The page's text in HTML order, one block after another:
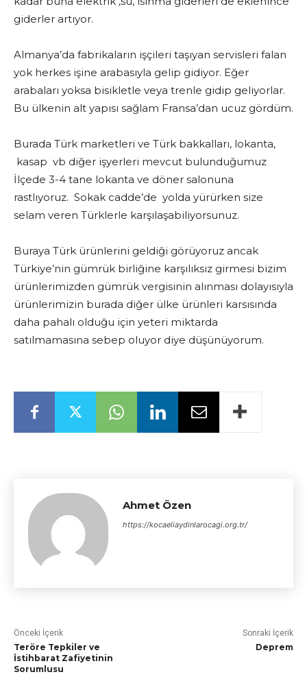
giderler artıyor.
Almanya’da fabrikaların işçileri taşıyan servisleri falan
yok herkes işine arabasıyla gelip gidiyor. Eğer
arabaları yoksa bisikletle veya trenle gidip geliyorlar.
Bu ülkenin alt yapısı sağlam Fransa’dan ucuz gördüm.
Burada Türk marketleri ve Türk bakkalları, lokanta,
kasap vb diğer işyerleri mevcut bulunduğumuz
İlçede 3-4 tane lokanta ve döner salonuna
rastlıyoruz. Sokak cadde’de yolda yürürken size
selam veren Türklerle karşılaşabiliyorsunuz.
Buraya Türk ürünlerini geldiği görüyoruz ancak
Türkiye’nin gümrük birliğine karşılıksız girmesi bizim
ürünlerimizden gümrük vergisinin alınması dolayısıyla
ürünlerimizin burada diğer ülke ürünleri karsısında
daha pahalı olduğu için yeteri miktarda
satılmamasına sebep oluyor diye düşünüyorum.
Ahmet Özen
https://kocaeliaydinlarocagi.org.tr/
Önceki İçerik
Teröre Tepkiler ve
İstihbarat Zafiyetinin
Sorumlusu
Sonraki İçerik
Deprem